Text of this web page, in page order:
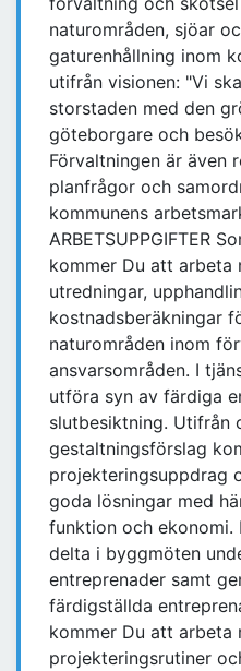
naturområden, sjöar
gaturenhållning inom
utifrån visionen: "Vi
storstaden med den
göteborgare och
Förvaltningen är även
planfrågor och
kommunens
ARBETSUPPGIFTER
kommer Du att arbeta
utredningar,
kostnadsberäkningar
naturområden inom
ansvarsområden. I
utföra syn av färdiga
slutbesiktning. Utifrån
gestaltningsförslag
projekteringsuppdrag
goda lösningar med
funktion och ekonomi.
delta i byggmöten
entreprenader samt
färdigställda
kommer Du att arbeta
projekteringsrutiner